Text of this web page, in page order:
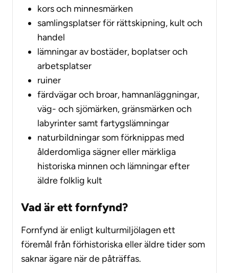
kors och minnesmärken
samlingsplatser för rättskipning, kult och
handel
lämningar av bostäder, boplatser och
arbetsplatser
ruiner
färdvägar och broar, hamnanläggningar,
väg- och sjömärken, gränsmärken och
labyrinter samt fartygslämningar
naturbildningar som förknippas med
ålderdomliga sägner eller märkliga
historiska minnen och lämningar efter
äldre folklig kult
Vad är ett fornfynd?
Fornfynd är enligt kulturmiljölagen ett
föremål från förhistoriska eller äldre tider som
saknar ägare när de påträffas.